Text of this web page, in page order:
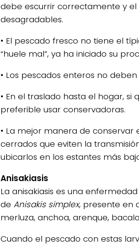
debe escurrir correctamente y
desagradables.
• El pescado fresco no tiene el
“huele mal”, ya ha iniciado su
• Los pescados enteros no
• En el traslado hasta el hogar,
preferible usar conservadoras.
• La mejor manera de
cerrados que eviten la
ubicarlos en los estantes más
Anisakiasis
La anisakiasis es una
de Anisakis simplex, presente en
merluza, anchoa, arenque,
Cuando el pescado con estas